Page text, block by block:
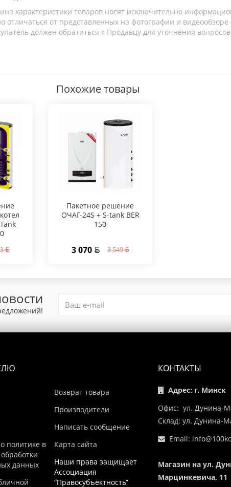
характеристики товаров носят исключительно
от представленных на фотографии и видеообзоре
должен обратиться к Продавцу для уточнения
Похожие товары
Пакетное решение
ОЧАГ-24S + S-tank BER
150
3 070 3 549
политике в
данных
Возврат товара
Производители
Написать сообщение
Карта сайта
Наши права защищает
Ассоциация
“Правосубъектность”
КОНТАКТЫ
Адрес: г. Минск
Офис: ул. Дунина-
Склад: ул. Дунина-
Email:
Магазин на ул.
Марцинкевича, 11